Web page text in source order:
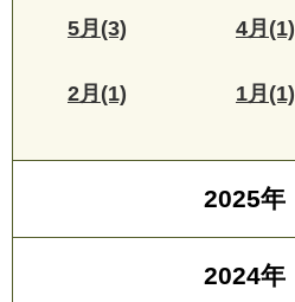
5月(3) 4月(1)
2月(1) 1月(1)
2025年
2024年